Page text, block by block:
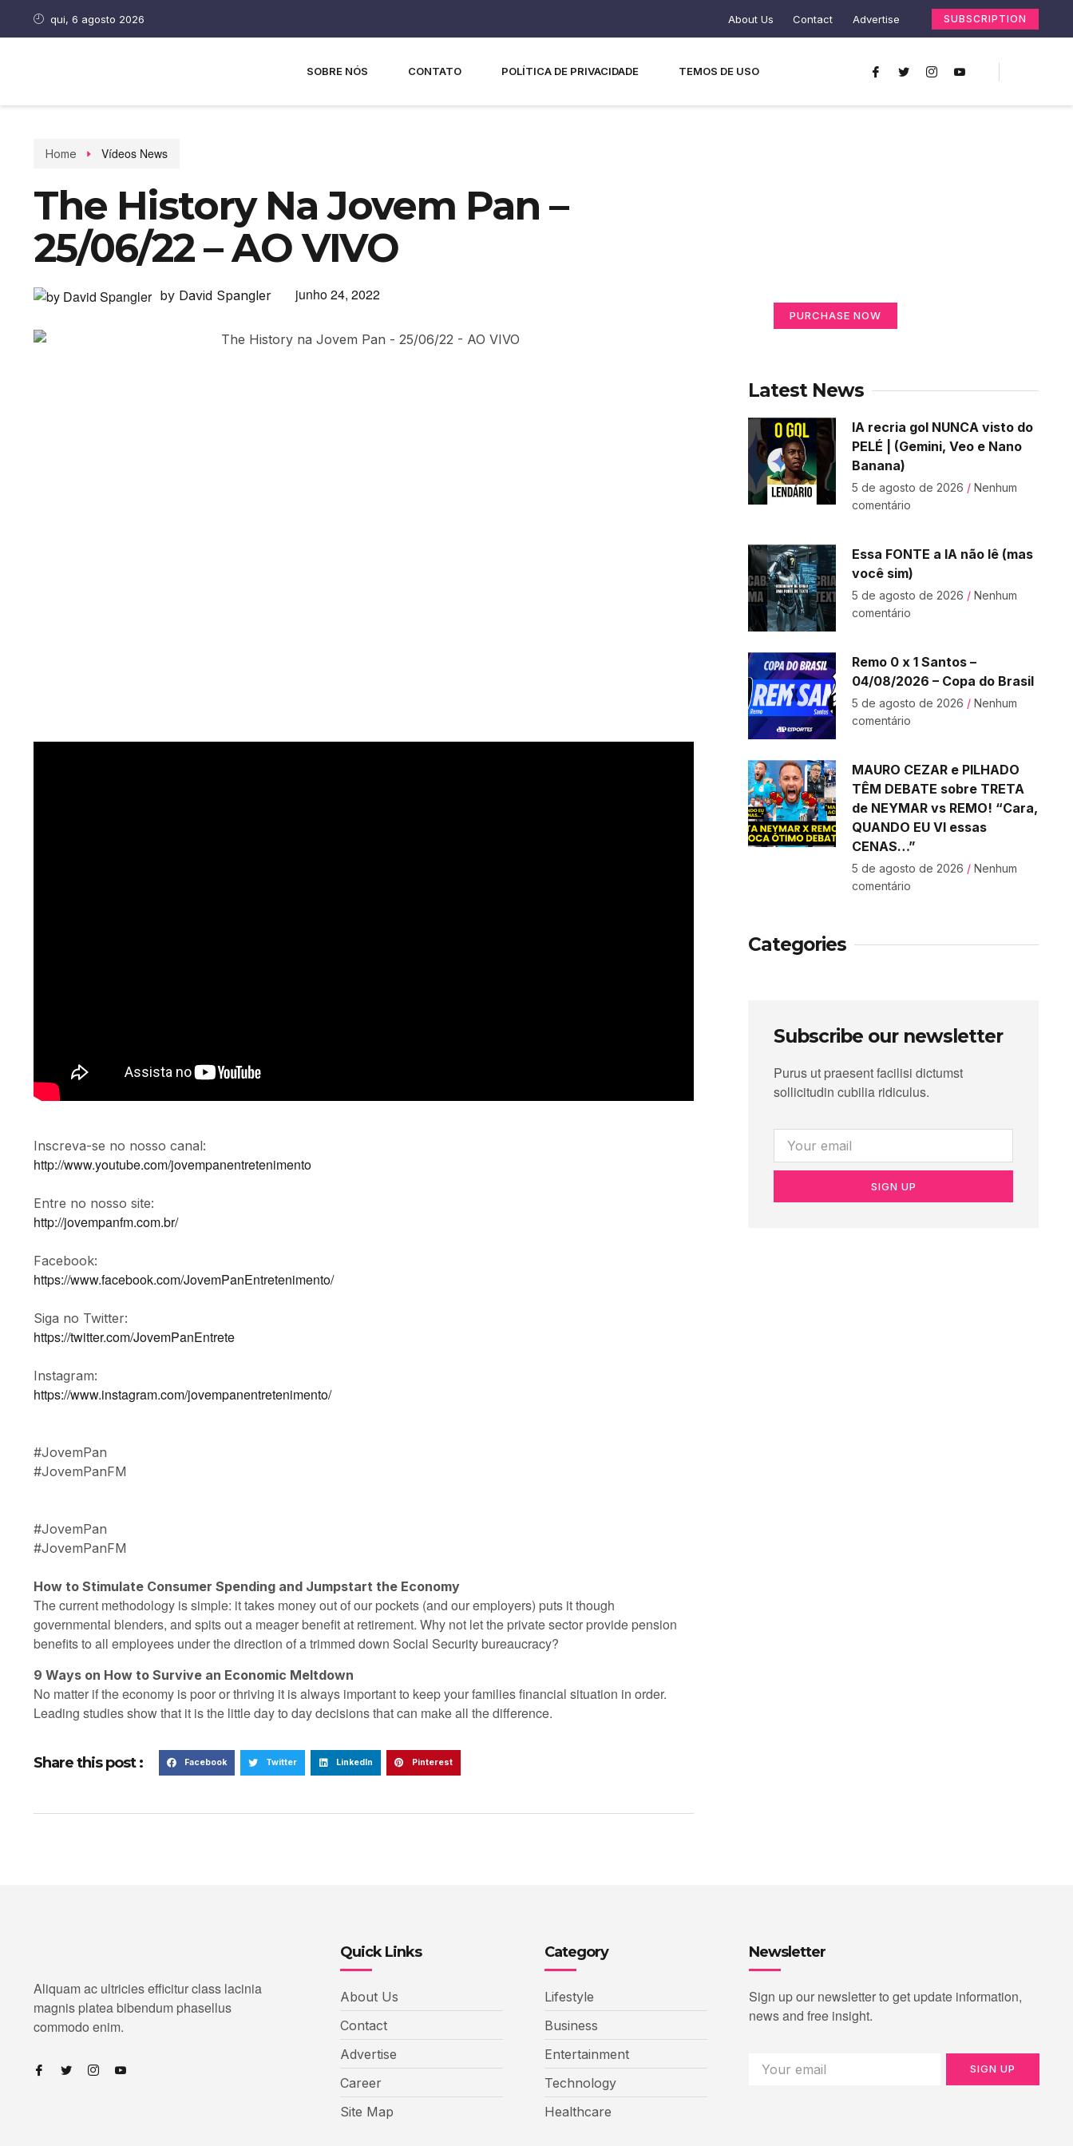
qui, 6 agosto 2026 About Us Contact Advertise SUBSCRIPTION
SOBRE NÓS CONTATO POLÍTICA DE PRIVACIDADE TEMOS DE USO
Home Vídeos News
The History Na Jovem Pan –
25/06/22 – AO VIVO
by David Spangler junho 24, 2022
Inscreva-se no nosso canal:
http://www.youtube.com/jovempanentretenimento
Entre no nosso site:
http://jovempanfm.com.br/
Facebook:
https://www.facebook.com/JovemPanEntretenimento/
Siga no Twitter:
https://twitter.com/JovemPanEntrete
Instagram:
https://www.instagram.com/jovempanentretenimento/
#JovemPan
#JovemPanFM
#JovemPan
#JovemPanFM
How to Stimulate Consumer Spending and Jumpstart the Economy
The current methodology is simple: it takes money out of our pockets (and our employers) puts it though
governmental blenders, and spits out a meager benefit at retirement. Why not let the private sector provide pension
benefits to all employees under the direction of a trimmed down Social Security bureaucracy?
9 Ways on How to Survive an Economic Meltdown
No matter if the economy is poor or thriving it is always important to keep your families financial situation in order.
Leading studies show that it is the little day to day decisions that can make all the difference.
Share this post : Facebook Twitter LinkedIn Pinterest
PURCHASE NOW
Latest News
IA recria gol NUNCA visto do
PELÉ | (Gemini, Veo e Nano
Banana)
5 de agosto de 2026 Nenhum
comentário
Essa FONTE a IA não lê (mas
você sim)
5 de agosto de 2026 Nenhum
comentário
Remo 0 x 1 Santos –
04/08/2026 – Copa do Brasil
5 de agosto de 2026 Nenhum
comentário
MAURO CEZAR e PILHADO
TÊM DEBATE sobre TRETA
de NEYMAR vs REMO! “Cara,
QUANDO EU VI essas
CENAS…”
5 de agosto de 2026 Nenhum
comentário
Categories
Subscribe our newsletter
Purus ut praesent facilisi dictumst
sollicitudin cubilia ridiculus.
SIGN UP
Aliquam ac ultricies efficitur class lacinia
magnis platea bibendum phasellus
commodo enim.
Quick Links
About Us
Contact
Advertise
Career
Site Map
Category
Lifestyle
Business
Entertainment
Technology
Healthcare
Newsletter
Sign up our newsletter to get update information,
news and free insight.
SIGN UP